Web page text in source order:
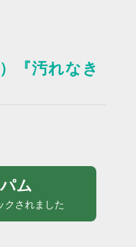
『汚れなき
ム
クされました